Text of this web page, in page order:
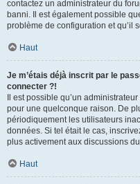
contactez un administrateur du
banni. Il est également possible
problème de configuration et qu’il
Haut
Je m’étais déjà inscrit par le
connecter ?!
Il est possible qu’un
pour une quelconque raison. De
périodiquement les utilisateurs
données. Si tel était le cas,
plus activement aux discussions
Haut